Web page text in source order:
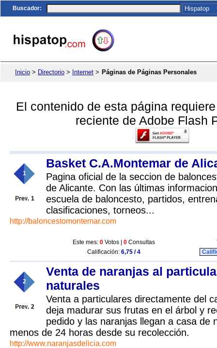
Buscador:
Inicio > Directorio > Internet > Páginas de Páginas Personales
El contenido de esta página
reciente de Adobe Flash
1
1
Basket C.A.Montemar de
Pagina oficial de la seccion de
de Alicante. Con las últimas
escuela de baloncesto, partidos,
clasificaciones, torneos...
http://baloncestomontemar.com
Este mes: 0 Votos | 0 Consultas
Calificación: 6,75 / 4
2
2
Venta de naranjas al
naturales
Venta a particulares directamente del
deja madurar sus frutas en el árbol y
pedido y las naranjas llegan a casa de
menos de 24 horas desde su recolección.
http://www.naranjasdelicia.com